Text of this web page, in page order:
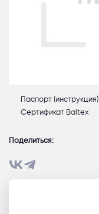
Паспорт (инструкция)
Сертификат Baltex
Поделиться: